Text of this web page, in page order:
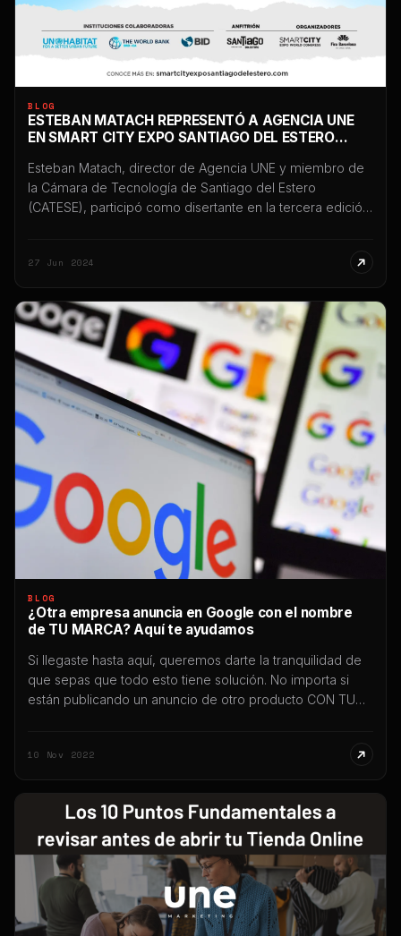
BLOG
ESTEBAN MATACH REPRESENTÓ A AGENCIA UNE
EN SMART CITY EXPO SANTIAGO DEL ESTERO
Esteban Matach, director de Agencia UNE y miembro de
la Cámara de Tecnología de Santiago del Estero
(CATESE), participó como disertante en la tercera edición
innovación, tecnología y transformación digital
[…]
27 Jun 2024
BLOG
¿Otra empresa anuncia en Google con el nombre
de TU MARCA? Aquí te ayudamos
Si llegaste hasta aquí, queremos darte la tranquilidad de
que sepas que todo esto tiene solución. No importa si
están publicando un anuncio de otro producto CON TU
trámite para que esta acción sea bloqueada
10 Nov 2022